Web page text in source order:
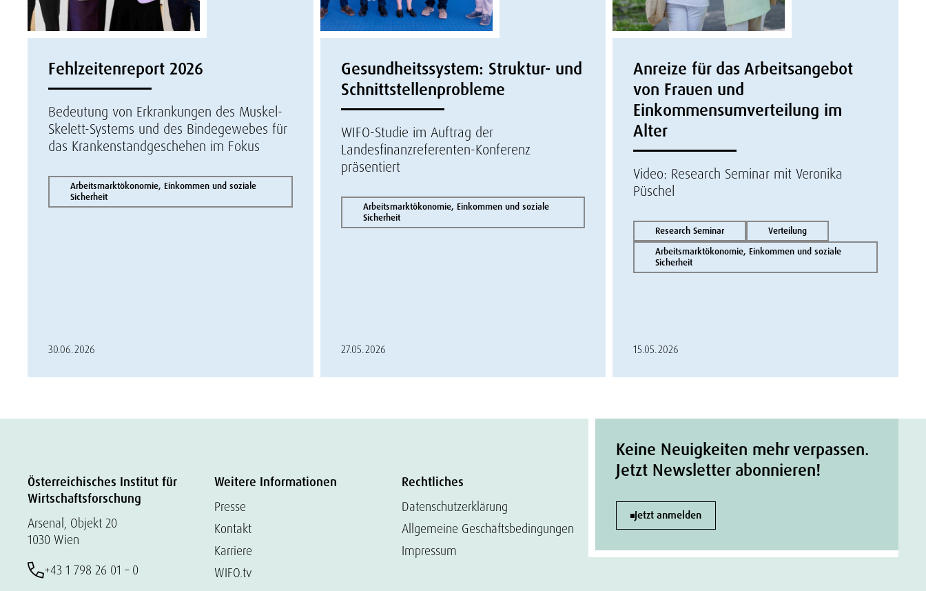
Fehlzeitenreport 2026
Bedeutung von Erkrankungen des Muskel-
Skelett-Systems und des Bindegewebes für
das Krankenstandgeschehen im Fokus
Arbeitsmarktökonomie, Einkommen und soziale
Sicherheit
30.06.2026
Gesundheitssystem: Struktur- und
Schnittstellenprobleme
WIFO-Studie im Auftrag der
Landesfinanzreferenten-Konferenz
präsentiert
Arbeitsmarktökonomie, Einkommen und soziale
Sicherheit
27.05.2026
Anreize für das Arbeitsangebot
von Frauen und
Einkommensumverteilung im
Alter
Video: Research Seminar mit Veronika
Püschel
Research Seminar
Verteilung
Arbeitsmarktökonomie, Einkommen und soziale
Sicherheit
15.05.2026
Österreichisches Institut für
Wirtschaftsforschung
Arsenal, Objekt 20
1030 Wien
+43 1 798 26 01 – 0
Weitere Informationen
Presse
Kontakt
Karriere
WIFO.tv
Rechtliches
Datenschutzerklärung
Allgemeine Geschäftsbedingungen
Impressum
Keine Neuigkeiten mehr verpassen.
Jetzt Newsletter abonnieren!
Jetzt anmelden